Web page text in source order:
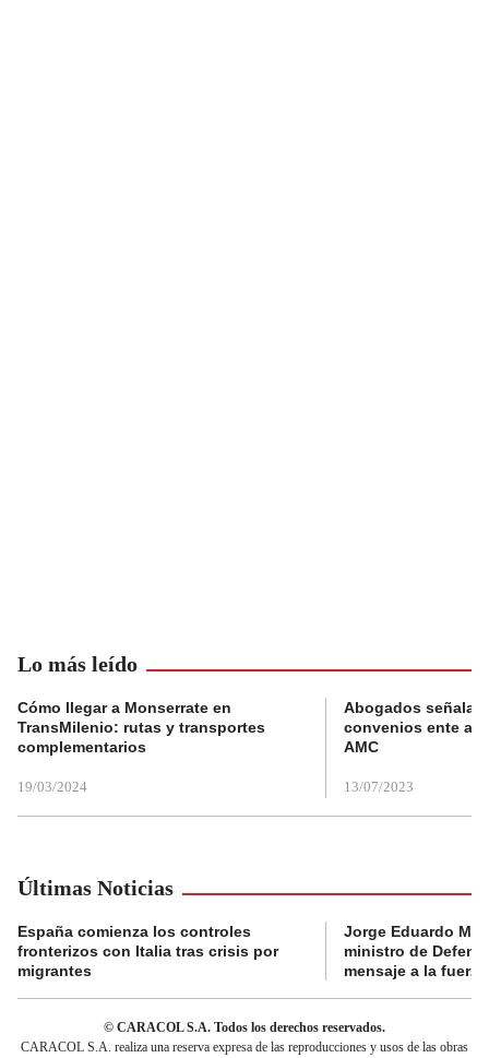
Lo más leído
Cómo llegar a Monserrate en
TransMilenio: rutas y transportes
complementarios
19/03/2024
Abogados
convenios ente
AMC
13/07/2023
Últimas Noticias
España comienza los controles
fronterizos con Italia tras crisis por
migrantes
Jorge Eduardo
ministro de
mensaje a la
© CARACOL S.A. Todos los derechos reservados.
CARACOL S.A. realiza una reserva expresa de las reproducciones y usos de las obras